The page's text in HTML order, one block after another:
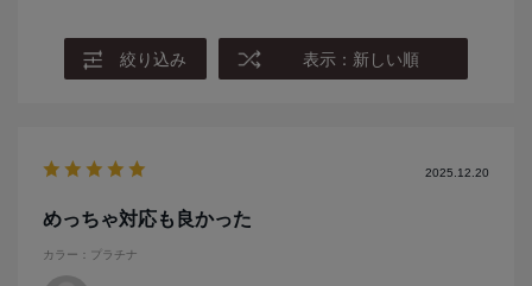
絞り込み 表示：新しい順
2025.12.20
めっちゃ対応も良かった
カラー：プラチナ